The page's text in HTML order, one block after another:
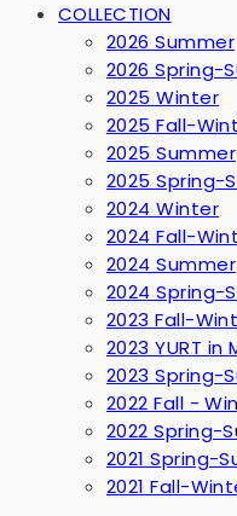
COLLECTION
2026 Summer
2026 Spring-
2025 Winter
2025 Fall-
2025 Summer
2025 Spring-
2024 Winter
2024 Fall-
2024 Summer
2024 Spring-
2023 Fall-
2023 YURT in
2023 Spring-
2022 Fall -
2022 Spring-
2021 Spring-
2021 Fall-